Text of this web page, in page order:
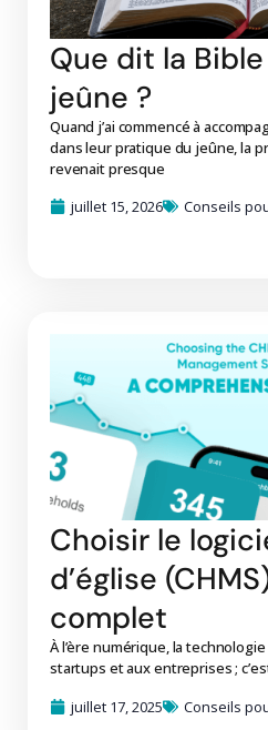
Que dit la
jeûne ?
Quand j’ai commencé à
dans leur pratique du jeûne, la
revenait presque
juillet 15, 2026
Conseils
Choisir le
d’église
complet
À l’ère numérique, la
startups et aux entreprises ;
juillet 17, 2025
Conseils